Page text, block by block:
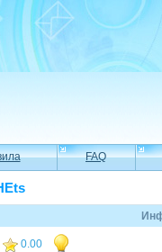
FAQ
0.00